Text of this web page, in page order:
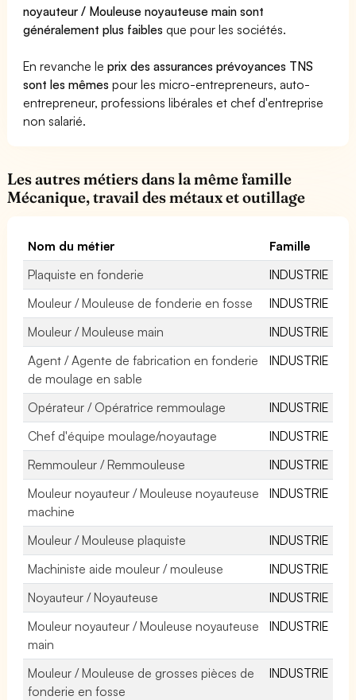
noyauteur / Mouleuse noyauteuse main sont
généralement plus faibles que pour les sociétés.
En revanche leprix des assurances prévoyances TNS
sont les mêmes pour les micro-entrepreneurs, auto-
entrepreneur, professions libérales et chef d'entreprise
non salarié.
Les autres métiers dans la même famille
Mécanique, travail des métaux et outillage
Nom du métier
Famille
Plaquiste en fonderie
INDUSTRIE
Mouleur / Mouleuse de fonderie en fosse
INDUSTRIE
Mouleur / Mouleuse main
INDUSTRIE
Agent / Agente de fabrication en fonderie
de moulage en sable
INDUSTRIE
Opérateur / Opératrice remmoulage
INDUSTRIE
Chef d'équipe moulage/noyautage
INDUSTRIE
Remmouleur / Remmouleuse
INDUSTRIE
Mouleur noyauteur / Mouleuse noyauteuse
machine
INDUSTRIE
Mouleur / Mouleuse plaquiste
INDUSTRIE
Machiniste aide mouleur / mouleuse
INDUSTRIE
Noyauteur / Noyauteuse
INDUSTRIE
Mouleur noyauteur / Mouleuse noyauteuse
main
INDUSTRIE
Mouleur / Mouleuse de grosses pièces de
fonderie en fosse
INDUSTRIE